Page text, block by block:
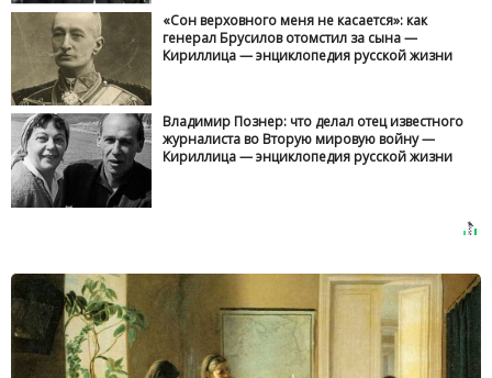
«Сон верховного меня не касается»: как
генерал Брусилов отомстил за сына —
Кириллица — энциклопедия русской жизни
Владимир Познер: что делал отец известного
журналиста во Вторую мировую войну —
Кириллица — энциклопедия русской жизни